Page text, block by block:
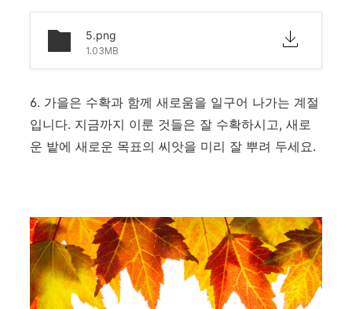
5.png
1.03MB
6. 가을은 수확과 함께 새로움을 일구어 나가는 계절
입니다. 지금까지 이룬 것들은 잘 수확하시고, 새로
운 밭에 새로운 목표의 씨앗을 미리 잘 뿌려 두세요.